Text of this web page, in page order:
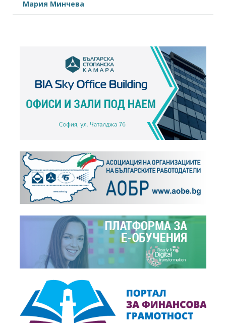
Мария Минчева